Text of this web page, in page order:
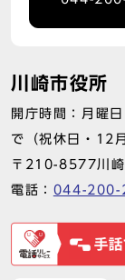
川崎市役所
開庁時間：月曜
で（祝休日・12
〒210-8577川崎
電話： 044-200-